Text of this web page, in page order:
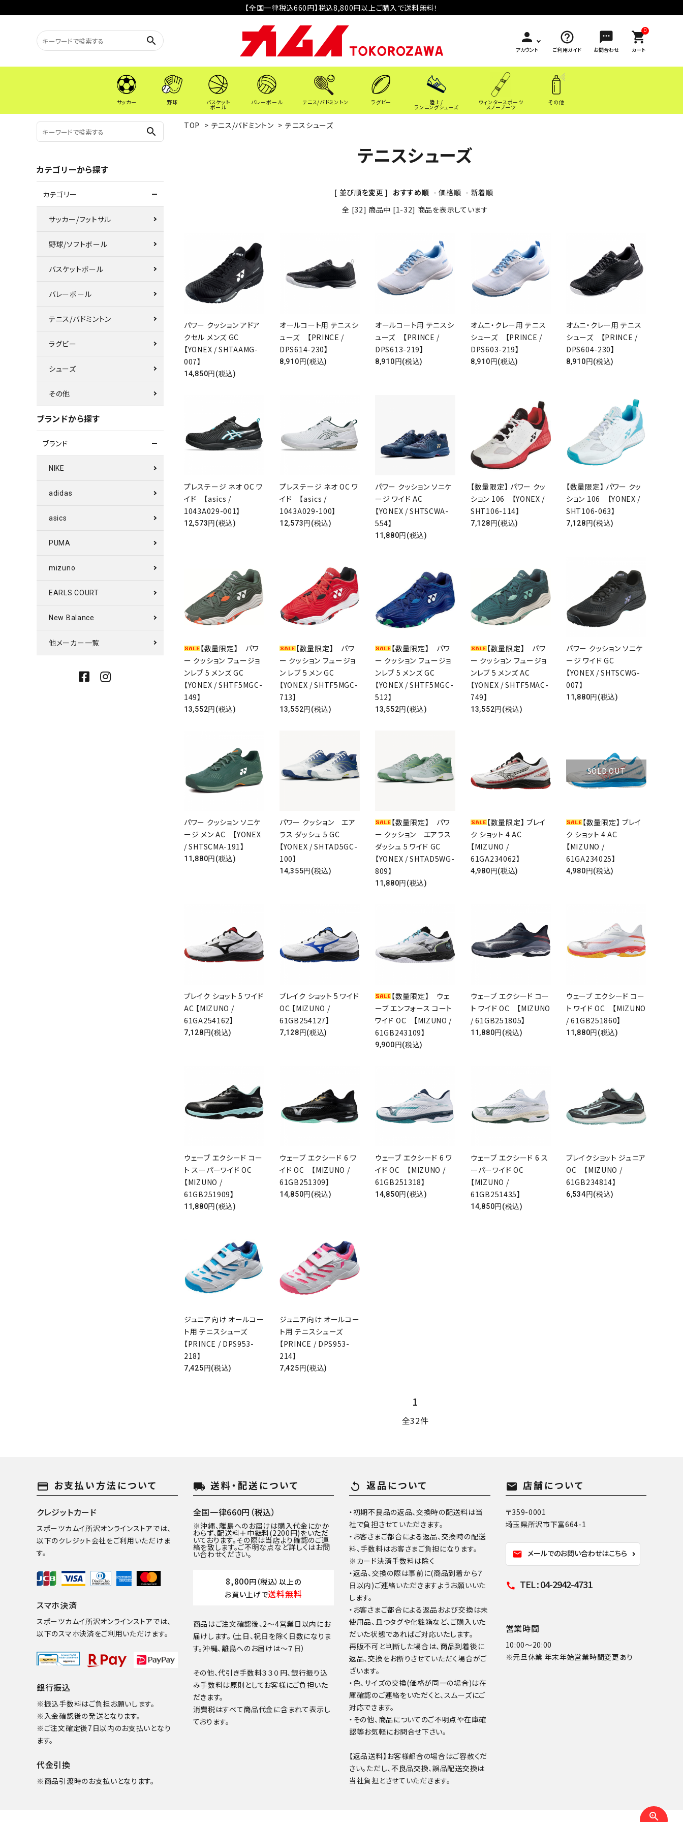
【全国一律税込660円】税込8,800円以上ご購入で送料無料！
search person
アカウント
help_outline
ご利用ガイド
sms
お問合わせ
0
shopping_cart
カート
サッカー 野球 バスケット
ボール
バレーボール テニス/バドミントン ラグビー 陸上/
ランニングシューズ
ウィンタースポーツ
スノーブーツ
その他
TOP > テニス/バドミントン > テニスシューズ
テニスシューズ
[ 並び順を変更 ] おすすめ順 -価格順 - 新着順
全 [32] 商品中 [1-32] 商品を表示しています
パワー クッション アドア
クセル メンズ GC
【YONEX / SHTAAMG-
007】
14,850円(税込)
オールコート用 テニスシ
ューズ 【PRINCE /
DPS614-230】
8,910円(税込)
オールコート用 テニスシ
ューズ 【PRINCE /
DPS613-219】
8,910円(税込)
オムニ・クレー用 テニス
シューズ 【PRINCE /
DPS603-219】
8,910円(税込)
オムニ・クレー用 テニス
シューズ 【PRINCE /
DPS604-230】
8,910円(税込)
プレステージ ネオ OC ワ
イド 【asics /
1043A029-001】
12,573円(税込)
プレステージ ネオ OC ワ
イド 【asics /
1043A029-100】
12,573円(税込)
パワー クッション ソニケ
ージ ワイド AC
【YONEX / SHTSCWA-
554】
11,880円(税込)
【数量限定】 パワー クッ
ション 106 【YONEX /
SHT106-114】
7,128円(税込)
【数量限定】 パワー クッ
ション 106 【YONEX /
SHT106-063】
7,128円(税込)
【数量限定】 パワ
ー クッション フュージョ
ンレブ 5 メンズ GC
【YONEX / SHTF5MGC-
149】
13,552円(税込)
【数量限定】 パワ
ー クッション フュージョ
ン レブ 5 メン GC
【YONEX / SHTF5MGC-
713】
13,552円(税込)
【数量限定】 パワ
ー クッション フュージョ
ンレブ 5 メンズ GC
【YONEX / SHTF5MGC-
512】
13,552円(税込)
【数量限定】 パワ
ー クッション フュージョ
ンレブ 5 メンズ AC
【YONEX / SHTF5MAC-
749】
13,552円(税込)
パワー クッション ソニケ
ージ ワイド GC
【YONEX / SHTSCWG-
007】
11,880円(税込)
パワー クッション ソニケ
ージ メン AC 【YONEX
/ SHTSCMA-191】
11,880円(税込)
パワー クッション エア
ラス ダッシュ 5 GC
【YONEX / SHTAD5GC-
100】
14,355円(税込)
【数量限定】 パワ
ー クッション エアラス
ダッシュ 5 ワイド GC
【YONEX / SHTAD5WG-
809】
11,880円(税込)
【数量限定】 ブレイ
ク ショット 4 AC
【MIZUNO /
61GA234062】
4,980円(税込)
SOLD OUT
【数量限定】 ブレイ
ク ショット 4 AC
【MIZUNO /
61GA234025】
4,980円(税込)
ブレイク ショット 5 ワイド
AC 【MIZUNO /
61GA254162】
7,128円(税込)
ブレイク ショット 5 ワイド
OC 【MIZUNO /
61GB254127】
7,128円(税込)
【数量限定】 ウェ
ーブ エンフォース コート
ワイド OC 【MIZUNO /
61GB243109】
9,900円(税込)
ウェーブ エクシード コー
ト ワイド OC 【MIZUNO
/ 61GB251805】
11,880円(税込)
ウェーブ エクシード コー
ト ワイド OC 【MIZUNO
/ 61GB251860】
11,880円(税込)
ウェーブ エクシード コー
ト スーパーワイド OC
【MIZUNO /
61GB251909】
11,880円(税込)
ウェーブ エクシード 6 ワ
イド OC 【MIZUNO /
61GB251309】
14,850円(税込)
ウェーブ エクシード 6 ワ
イド OC 【MIZUNO /
61GB251318】
14,850円(税込)
ウェーブ エクシード 6 ス
ーパーワイド OC
【MIZUNO /
61GB251435】
14,850円(税込)
ブレイクショット ジュニア
OC 【MIZUNO /
61GB234814】
6,534円(税込)
ジュニア向け オールコー
ト用 テニスシューズ
【PRINCE / DPS953-
218】
7,425円(税込)
ジュニア向け オールコー
ト用 テニスシューズ
【PRINCE / DPS953-
214】
7,425円(税込)
1
全32件
zoom_in
close
search
カテゴリーから探す
カテゴリー
サッカー/フットサル
野球/ソフトボール
バスケットボール
バレーボール
テニス/バドミントン
ラグビー
シューズ
その他
ブランドから探す
ブランド
NIKE
adidas
asics
PUMA
mizuno
EARLS COURT
New Balance
他メーカー一覧
payment お支払い方法について
クレジットカード
スポーツカムイ所沢オンラインストアでは、
以下のクレジット会社をご利用いただけま
す。
スマホ決済
スポーツカムイ所沢オンラインストアでは、
以下のスマホ決済をご利用いただけます。
銀行振込
※振込手数料はご負担お願いします。
※入金確認後の発送となります。
※ご注文確定後7日以内のお支払いとなり
ます。
代金引換
※商品引渡時のお支払いとなります。
local_shipping 送料・配送について
全国一律660円（税込）
※沖縄、離島へのお届けは購入代金にかか
わらず、配送料＋中継料(2200円)をいただ
いております。その際は当店より確認のご連
絡を致します。ご不明な点など詳しくはお問
い合わせください。
8,800円（税込）以上の
お買い上げで送料無料
商品はご注文確認後、2～4営業日以内にお
届けします。（土日、祝日を除く日数になりま
す。沖縄、離島へのお届けは～７日）
その他、代引き手数料３３０円、銀行振り込
み手数料は原則としてお客様にご負担いた
だきます。
消費税はすべて商品代金に含まれて表示し
ております。
replay 返品について
・初期不良品の返品、交換時の配送料は当
社で負担させていただきます。
・お客さまご都合による返品、交換時の配送
料、手数料はお客さまご負担になります。
※カード決済手数料は除く
・返品、交換の際は事前に(商品到着から７
日以内)ご連絡いただきますようお願いいた
します。
・お客さまご都合による返品および交換は未
使用品、且つタグや化粧箱など、ご購入いた
だいた状態であればご対応いたします。
再販不可と判断した場合は、商品到着後に
返品、交換をお断りさせていただく場合がご
ざいます。
・色、サイズの交換(価格が同一の場合)は在
庫確認のご連絡をいただくと、スムーズにご
対応できます。
・その他、商品についてのご不明点や在庫確
認等お気軽にお問合せ下さい。
【返品送料】お客様都合の場合はご容赦くだ
さい。ただし、不良品交換、誤品配送交換は
当社負担とさせていただきます。
mail 店舗について
〒359-0001
埼玉県所沢市下富664-1
mail メールでのお問い合わせはこちら
call TEL : 04-2942-4731
営業時間
10:00～20:00
※元旦休業 年末年始営業時間変更あり